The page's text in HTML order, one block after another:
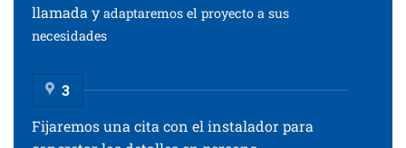
llamada y adaptaremos el proyecto a sus
necesidades
3
Fijaremos una cita con el instalador para